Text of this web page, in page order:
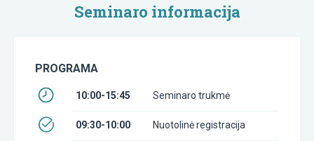
Seminaro informacija
PROGRAMA
10:00-15:45 Seminaro trukmė
09:30-10:00 Nuotolinė registracija